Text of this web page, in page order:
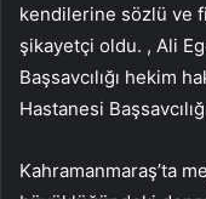
kendilerine sözlü ve
şikayetçi oldu. , Ali
Başsavcılığı hekim
Hastanesi
Kahramanmaraş’ta